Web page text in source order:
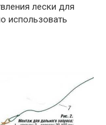
лески для
использовать